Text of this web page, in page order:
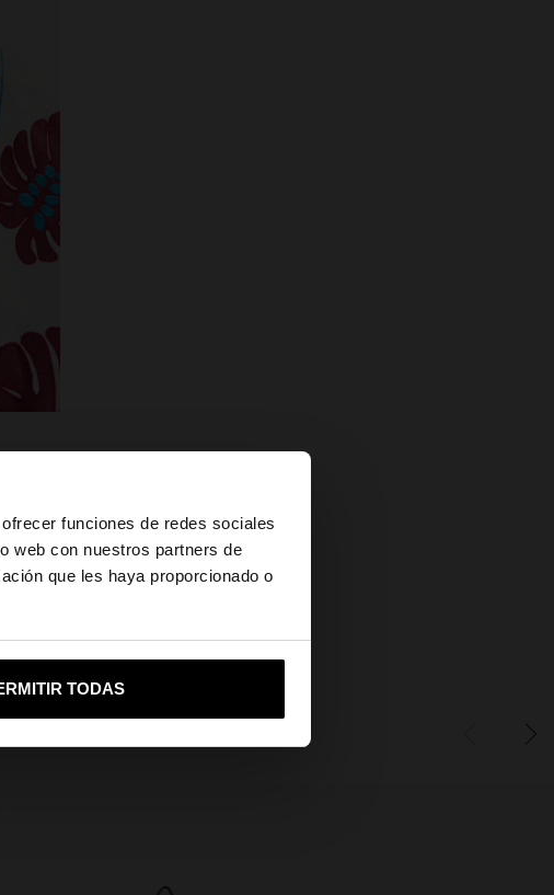
funciones de redes sociales
web con nuestros partners de
que les haya proporcionado o
TODAS
×
States?
Sí, llévame a United States